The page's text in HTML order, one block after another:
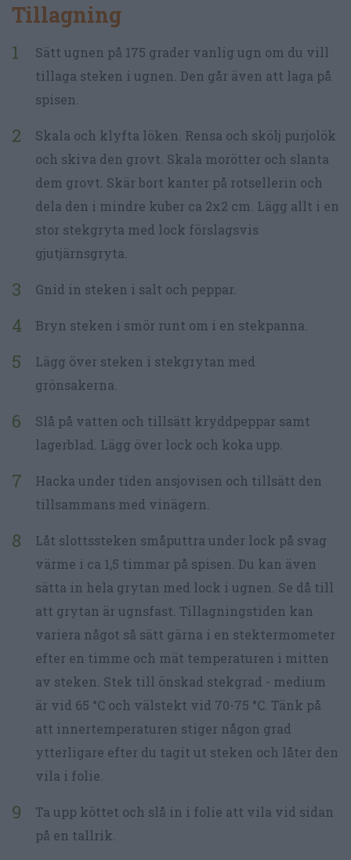
Tillagning
Sätt ugnen på 175 grader vanlig ugn om du vill
tillaga steken i ugnen. Den går även att laga på
spisen.
Skala och klyfta löken. Rensa och skölj purjolök
och skiva den grovt. Skala morötter och slanta
dem grovt. Skär bort kanter på rotsellerin och
dela den i mindre kuber ca 2x2 cm. Lägg allt i en
stor stekgryta med lock förslagsvis
gjutjärnsgryta.
Gnid in steken i salt och peppar.
Bryn steken i smör runt om i en stekpanna.
Lägg över steken i stekgrytan med
grönsakerna.
Slå på vatten och tillsätt kryddpeppar samt
lagerblad. Lägg över lock och koka upp.
Hacka under tiden ansjovisen och tillsätt den
tillsammans med vinägern.
Låt slottssteken småputtra under lock på svag
värme i ca 1,5 timmar på spisen. Du kan även
sätta in hela grytan med lock i ugnen. Se då till
att grytan är ugnsfast. Tillagningstiden kan
variera något så sätt gärna i en stektermometer
efter en timme och mät temperaturen i mitten
av steken. Stek till önskad stekgrad - medium
är vid 65 °C och välstekt vid 70-75 °C. Tänk på
att innertemperaturen stiger någon grad
ytterligare efter du tagit ut steken och låter den
vila i folie.
Ta upp köttet och slå in i folie att vila vid sidan
på en tallrik.